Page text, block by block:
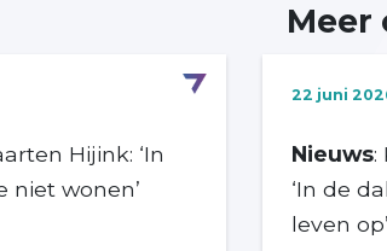
Meer
Hijink: ‘In
niet wonen’
22 juni
Nieuws:
‘In de
leven op’